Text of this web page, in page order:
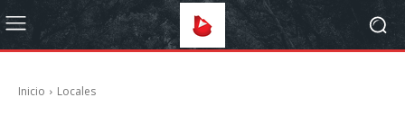
Inicio Locales